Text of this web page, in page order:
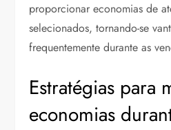
proporcionar economias de
selecionados, tornando-se
frequentemente durante as
Estratégias para
economias